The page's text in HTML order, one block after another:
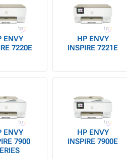
ENVY
7220E
HP ENVY
INSPIRE 7221E
ENVY
7900
HP ENVY
INSPIRE 7900E